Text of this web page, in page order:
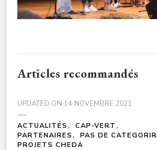
Articles recommandés
UPDATED ON 14 NOVEMBRE 2021
ACTUALITÉS
CAP-VERT
PARTENAIRES
PAS DE CATEGORIR
PROJETS CHEDA